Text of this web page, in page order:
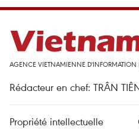
AGENCE VIETNAMIENNE D'INFORMATION
Rédacteur en chef: TRÂN
Propriété intellectuelle